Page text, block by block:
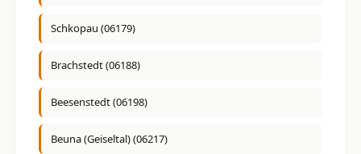
Schkopau (06179)
Brachstedt (06188)
Beesenstedt (06198)
Beuna (Geiseltal) (06217)